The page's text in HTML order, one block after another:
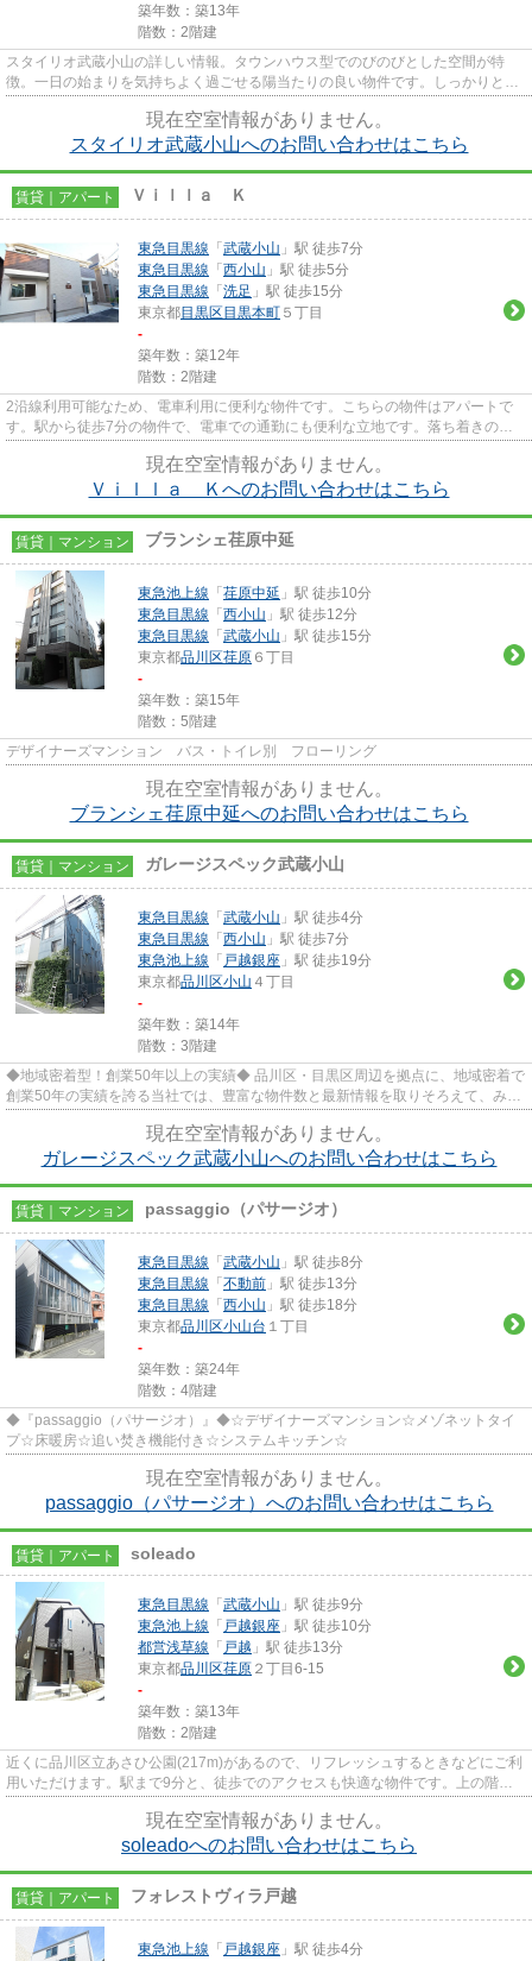
築年数：築13年
階数：2階建
スタイリオ武蔵小山の詳しい情報。タウンハウス型でのびのびとした空間が特
徴。一日の始まりを気持ちよく過ごせる陽当たりの良い物件です。しっかりとし
現在空室情報がありません。
スタイリオ武蔵小山へのお問い合わせはこちら
賃貸｜アパート Ｖｉｌｌａ Ｋ
東急目黒線 「 武蔵小山 」駅 徒歩7分
東急目黒線 「 西小山 」駅 徒歩5分
東急目黒線 「 洗足 」駅 徒歩15分
東京都目黒区 目黒本町 ５丁目
-
築年数：築12年
階数：2階建
2沿線利用可能なため、電車利用に便利な物件です。こちらの物件はアパートで
す。駅から徒歩7分の物件で、電車での通勤にも便利な立地です。落ち着きのあ
現在空室情報がありません。
Ｖｉｌｌａ Ｋへのお問い合わせはこちら
賃貸｜マンション ブランシェ荏原中延
東急池上線 「 荏原中延 」駅 徒歩10分
東急目黒線 「 西小山 」駅 徒歩12分
東急目黒線 「 武蔵小山 」駅 徒歩15分
東京都品川区荏原 ６丁目
-
築年数：築15年
階数：5階建
デザイナーズマンション バス・トイレ別 フローリング
現在空室情報がありません。
ブランシェ荏原中延へのお問い合わせはこちら
賃貸｜マンション ガレージスペック武蔵小山
東急目黒線 「 武蔵小山 」駅 徒歩4分
東急目黒線 「 西小山 」駅 徒歩7分
東急池上線 「 戸越銀座 」駅 徒歩19分
東京都品川区小山 ４丁目
-
築年数：築14年
階数：3階建
◆地域密着型！創業50年以上の実績◆ 品川区・目黒区周辺を拠点に、地域密着で
創業50年の実績を誇る当社では、豊富な物件数と最新情報を取りそろえて、みな
現在空室情報がありません。
ガレージスペック武蔵小山へのお問い合わせはこちら
賃貸｜マンション passaggio（パサージオ）
東急目黒線 「 武蔵小山 」駅 徒歩8分
東急目黒線 「 不動前 」駅 徒歩13分
東急目黒線 「 西小山 」駅 徒歩18分
東京都品川区小山台 １丁目
-
築年数：築24年
階数：4階建
◆『passaggio（パサージオ）』◆☆デザイナーズマンション☆メゾネットタイ
プ☆床暖房☆追い焚き機能付き☆システムキッチン☆
現在空室情報がありません。
passaggio（パサージオ）へのお問い合わせはこちら
賃貸｜アパート soleado
東急目黒線 「 武蔵小山 」駅 徒歩9分
東急池上線 「 戸越銀座 」駅 徒歩10分
都営浅草線 「 戸越 」駅 徒歩13分
東京都品川区荏原 ２丁目6-15
-
築年数：築13年
階数：2階建
近くに品川区立あさひ公園(217m)があるので、リフレッシュするときなどにご利
用いただけます。駅まで9分と、徒歩でのアクセスも快適な物件です。上の階の
現在空室情報がありません。
soleadoへのお問い合わせはこちら
賃貸｜アパート フォレストヴィラ戸越
東急池上線 「 戸越銀座 」駅 徒歩4分